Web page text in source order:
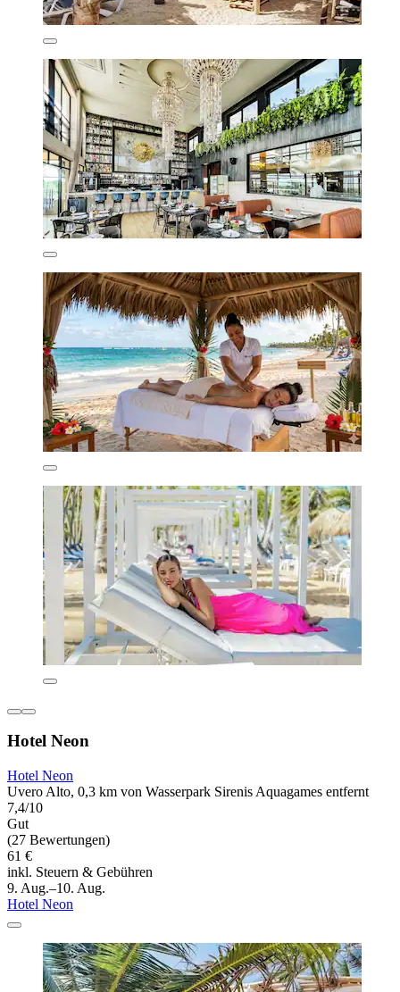
Hotel Neon
Hotel Neon
Uvero Alto, 0,3 km von Wasserpark Sirenis Aquagames entfernt
7,4/10
Gut
(27 Bewertungen)
61 €
inkl. Steuern & Gebühren
9. Aug.–10. Aug.
Hotel Neon